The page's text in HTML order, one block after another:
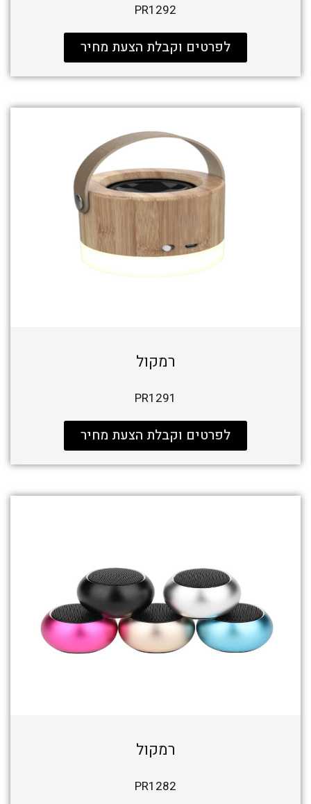
PR1292
לפרטים וקבלת הצעת מחיר
רמקול
PR1291
לפרטים וקבלת הצעת מחיר
רמקול
PR1282